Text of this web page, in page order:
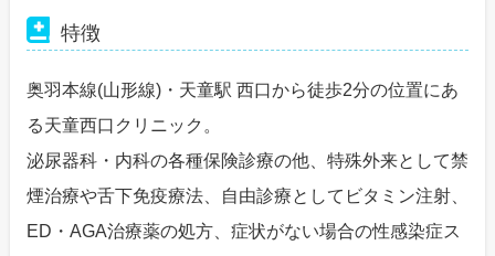
特徴
奥羽本線(山形線)・天童駅 西口から徒歩2分の位置にあ
る天童西口クリニック。
泌尿器科・内科の各種保険診療の他、特殊外来として禁
煙治療や舌下免疫療法、自由診療としてビタミン注射、
ED・AGA治療薬の処方、症状がない場合の性感染症ス